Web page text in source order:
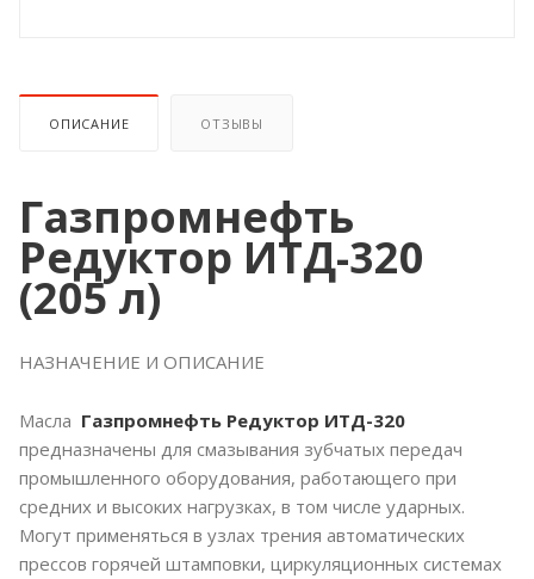
ОПИСАНИЕ ОТЗЫВЫ
Газпромнефть
Редуктор ИТД-320
(205 л)
НАЗНАЧЕНИЕ И ОПИСАНИЕ
Масла Газпромнефть Редуктор ИТД-320
предназначены для смазывания зубчатых передач
промышленного оборудования, работающего при
средних и высоких нагрузках, в том числе ударных.
Могут применяться в узлах трения автоматических
прессов горячей штамповки, циркуляционных системах